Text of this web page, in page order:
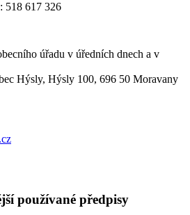
518 617 326
úřadu v úředních dnech a v
Hýsly, Hýsly 100, 696 50 Moravany
používané předpisy